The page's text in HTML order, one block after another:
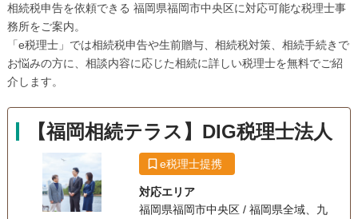
福岡市南区（118）
福智町（2） 福津市（24）
豊前市（12）
宮若市（6） 宗像市（38） 柳川市（17） 八女市（17）
行橋市（15） 吉富町（8）
相続税申告を依頼できる 福岡県福岡市中央区に対応可能な税理士事
務所をご案内。
「e税理士」では相続税申告や生前贈与、相続税対策、相続手続きで
お悩みの方に、相談内容に応じた相続に詳しい税理士を無料でご紹
介します。
【福岡相続テラス】DIG税理士法人
e税理士提携
対応エリア
福岡県福岡市中央区 / 福岡県全域、九